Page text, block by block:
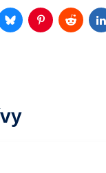
BlueskyPinterestReddit